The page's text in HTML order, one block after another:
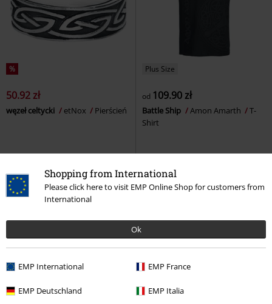
Shopping from International
Please click here to visit EMP Online Shop for customers from
International
Ok
EMP International EMP France
EMP Deutschland EMP Italia
%
50.92 zł
węzeł celtycki etNox Pierścień
Plus Size
od 109.90 zł
Battle Ship Amon Amarth
T-
Shirt